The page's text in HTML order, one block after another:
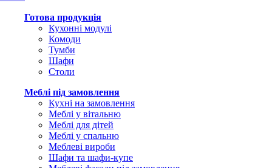
Готова продукція
Кухонні модулі
Комоди
Тумби
Шафи
Столи
Меблі під замовлення
Кухні на замовлення
Меблі у вітальню
Меблі для дітей
Меблі у спальню
Меблеві вироби
Шафи та шафи-купе